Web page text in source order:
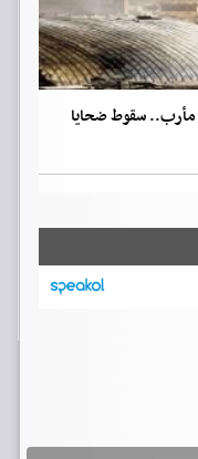
مأرب.. سقوط ضحايا